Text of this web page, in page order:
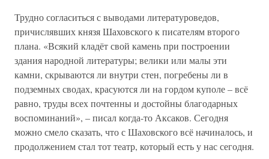
Трудно согласиться с выводами литературоведов,
причислявших князя Шаховского к писателям второго
плана. «Всякий кладёт свой камень при построении
здания народной литературы; велики или малы эти
камни, скрываются ли внутри стен, погребены ли в
подземных сводах, красуются ли на гордом куполе – всё
равно, труды всех почтенны и достойны благодарных
воспоминаний», – писал когда-то Аксаков. Сегодня
можно смело сказать, что с Шаховского всё начиналось, и
продолжением стал тот театр, который есть у нас сегодня.